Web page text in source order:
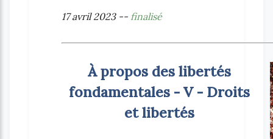
17 avril 2023 -- finalisé
À propos des libertés
fondamentales - V - Droits
et libertés